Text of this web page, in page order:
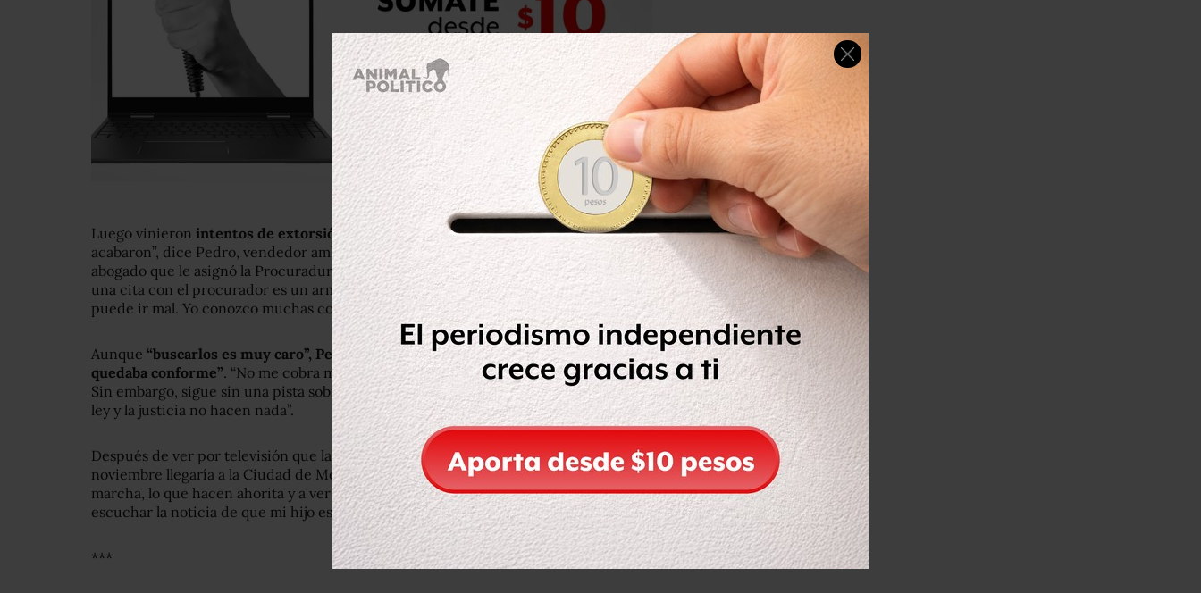
Luego vinieron intentos de extorsión sobre el supuesto paradero de su hijo.“Me
acabaron”, dice Pedro, vendedor ambulante de artículos de plástico para el hogar. El
abogado que le asignó la Procuraduría del Estado de México le advirtió: “si te saco
una cita con el procurador es un arma de dos filos, como te puede ayudar, como te
puede ir mal. Yo conozco muchas cosas de acá adentro”.
Aunque “buscarlos es muy caro”, Pedro consiguió a otro abogado “porque no me
quedaba conforme”. “No me cobra mucho y ya fuimos a la PGR y ya está la denuncia”.
Sin embargo, sigue sin una pista sobre el paradero de su hijo por eso sentencia “la
ley y la justicia no hacen nada”.
Después de ver por televisión que la caravana, que salió de Iguala, Guerrero el 4 de
noviembre llegaría a la Ciudad de México, vino a buscar ayuda. “Me dio ánimo ver la
marcha, lo que hacen ahorita y a ver qué logro con ellos. No me sana el dolor, hasta
escuchar la noticia de que mi hijo está vivo o ya falleció”.
***